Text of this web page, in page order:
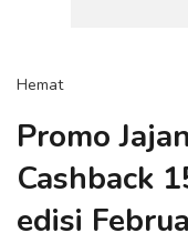
Hemat
Promo
Cashback
edisi